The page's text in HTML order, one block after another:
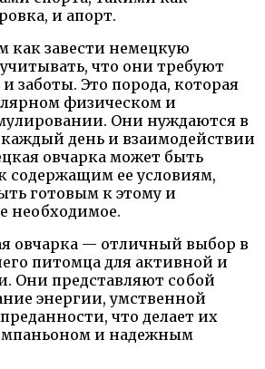
и апорт.
как завести немецкую
учитывать, что они требуют
заботы. Это порода, которая
физическом и
Они нуждаются в
день и взаимодействии
овчарка может быть
содержащим ее условиям,
готовым к этому и
необходимое.
овчарка — отличный выбор в
питомца для активной и
Они представляют собой
энергии, умственной
что делает их
и надежным